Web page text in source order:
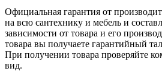
Официальная гарантия от
на всю сантехнику и мебель и
зависимости от товара и его
товара вы получаете гарантийный
При получении товара проверяйте
вид.